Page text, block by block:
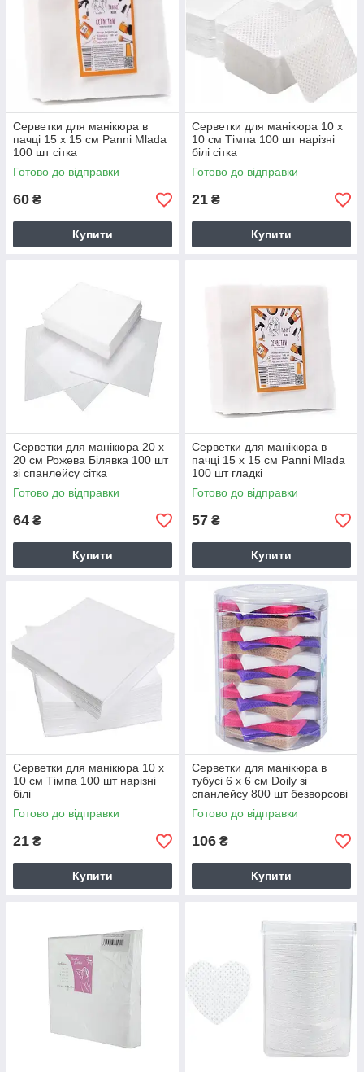
Серветки для манікюра в
пачці 15 х 15 см Panni Mlada
100 шт сітка
Готово до відправки
60 ₴
Купити
Серветки для манікюра 10 х
10 см Тімпа 100 шт нарізні
білі сітка
Готово до відправки
21 ₴
Купити
Серветки для манікюра 20 х
20 см Рожева Білявка 100 шт
зі спанлейсу сітка
Готово до відправки
64 ₴
Купити
Серветки для манікюра в
пачці 15 х 15 см Panni Mlada
100 шт гладкі
Готово до відправки
57 ₴
Купити
Серветки для манікюра 10 х
10 см Тімпа 100 шт нарізні
білі
Готово до відправки
21 ₴
Купити
Серветки для манікюра в
тубусі 6 х 6 см Doily зі
спанлейсу 800 шт безворсові
Готово до відправки
106 ₴
Купити